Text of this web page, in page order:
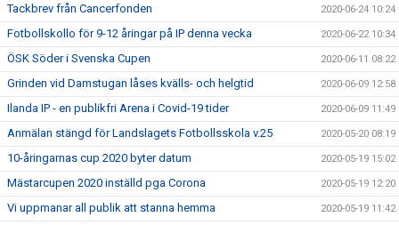
Tackbrev från Cancerfonden 2020-06-24 10:24
Fotbollskollo för 9-12 åringar på IP denna vecka 2020-06-22 10:34
ÖSK Söder i Svenska Cupen 2020-06-11 08:22
Grinden vid Damstugan låses kvälls- och helgtid 2020-06-09 12:58
Ilanda IP - en publikfri Arena i Covid-19 tider 2020-06-09 11:49
Anmälan stängd för Landslagets Fotbollsskola v.25 2020-05-20 08:19
10-åringarnas cup 2020 byter datum 2020-05-19 15:02
Mästarcupen 2020 inställd pga Corona 2020-05-19 12:20
Vi uppmanar all publik att stanna hemma 2020-05-19 11:42